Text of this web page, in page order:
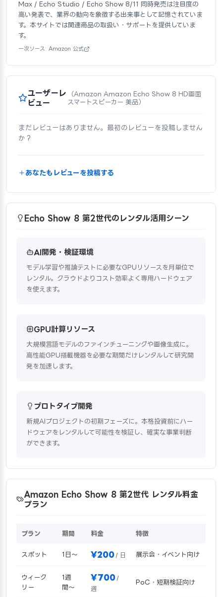
Max / Echo Studio / Echo Show 8/11 同時発売は注目度の
高い発表で、業界の動向を象徴する出来事として記憶されていま
す。本サイトでは関連商品の取扱い・サポートを提供していま
す。
一次ソース: Amazon 公式
ユーザーレ
ビュー
（Amazon Amazon Echo Show 8 HD画面
スマートスピーカー 美品）
まだレビューはありません。最初のレビューを投稿しません
か？
あなたもレビューを投稿する
Echo Show 8 第2世代のレンタル活用シーン
AI開発・検証環境
モデル学習や推論テストに必要なGPUリソースを月単位で
レンタル。クラウドよりコスト効率よく専用ハードウェア
を使えます。
GPU計算リソース
大規模言語モデルのファインチューニングや画像生成に。
高性能GPU搭載機器を必要な期間だけレンタルして研究開
発を加速します。
プロトタイプ開発
新規AIプロジェクトの初期フェーズに。本格投資前にハー
ドウェアをレンタルして可能性を検証し、確実な事業判断
ができます。
Amazon Echo Show 8 第2世代 レンタル料金
プラン
プラン 期間 料金 特徴
スポット 1日〜 ¥200 / 日 展示会・イベント向け
ウィーク
リー
1週
間〜
¥700 /
週
PoC・短期検証向け